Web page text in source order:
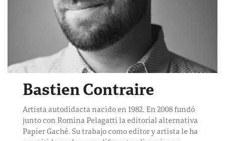
Bastien Contraire
Artista autodidacta nacido en 1982. En 2008 fundó
junto con Romina Pelagatti la editorial alternativa
Papier Gaché. Su trabajo como editor y artista le ha